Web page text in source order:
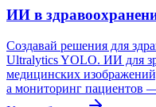
ИИ в
Создавай решения для
Ultralytics YOLO. ИИ для
медицинских
а мониторинг пациентов